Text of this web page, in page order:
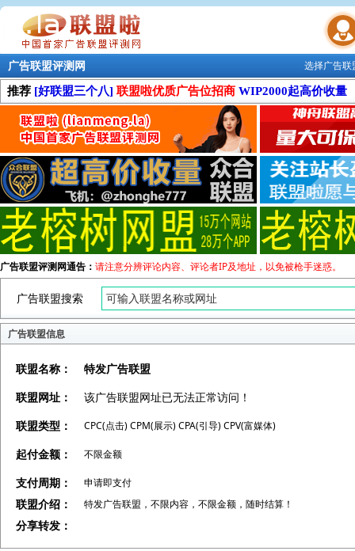
联盟学院
选择广告
广告联盟评测网
推荐 [好联盟三个八] 联盟啦优质广告位招商 WIP2000起高价收量
广告联盟评测网通告： 请注意分辨评论内容、评论者IP及地址，以免被枪手迷惑。
广告联盟搜索
广告联盟信息
联盟名称：
特发广告联盟
联盟网址：
该广告联盟网址已无法正常访问！
联盟类型：
CPC(点击) CPM(展示) CPA(引导) CPV(富媒体)
起付金额： 不限金额
支付周期： 申请即支付
联盟介绍： 特发广告联盟，不限内容，不限金额，随时结算！
分享转发：